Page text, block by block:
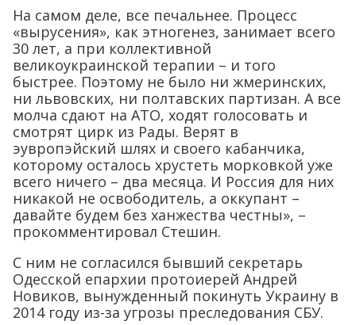
На самом деле, все печальнее. Процесс
«вырусения», как этногенез, занимает всего
30 лет, а при коллективной
великоукраинской терапии – и того
быстрее. Поэтому не было ни жмеринских,
ни львовских, ни полтавских партизан. А все
молча сдают на АТО, ходят голосовать и
смотрят цирк из Рады. Верят в
эувропэйский шлях и своего кабанчика,
которому осталось хрустеть морковкой уже
всего ничего – два месяца. И Россия для них
никакой не освободитель, а оккупант –
давайте будем без ханжества честны», –
прокомментировал Стешин.
С ним не согласился бывший секретарь
Одесской епархии протоиерей Андрей
Новиков, вынужденный покинуть Украину в
2014 году из-за угрозы преследования СБУ.